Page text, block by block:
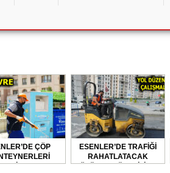
ÇÖP
OLARAK
ESENLER’DE TRAFİĞİ
RAHATLATACAK
ÇÖZÜMLER ÜRETİLİYOR